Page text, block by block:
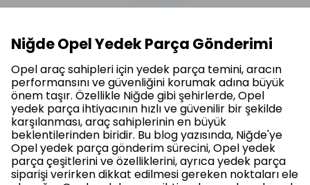
Niğde Opel Yedek Parça Gönderimi
Opel araç sahipleri için yedek parça temini, aracın
performansını ve güvenliğini korumak adına büyük
önem taşır. Özellikle Niğde gibi şehirlerde, Opel
yedek parça ihtiyacının hızlı ve güvenilir bir şekilde
karşılanması, araç sahiplerinin en büyük
beklentilerinden biridir. Bu blog yazısında, Niğde'ye
Opel yedek parça gönderim sürecini, Opel yedek
parça çeşitlerini ve özelliklerini, ayrıca yedek parça
siparişi verirken dikkat edilmesi gereken noktaları ele